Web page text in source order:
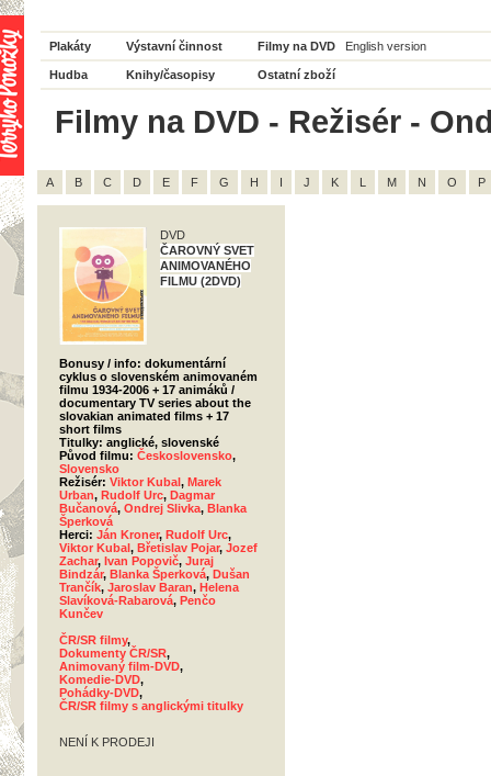
Plakáty Výstavní činnost Filmy na DVD English version
Hudba Knihy/časopisy Ostatní zboží
Filmy na DVD - Režisér -
A B C D E F G H I J K L M N O P
DVD
ČAROVNÝ SVET
ANIMOVANÉHO
FILMU (2DVD)
Bonusy / info: dokumentární
cyklus o slovenském animovaném
filmu 1934-2006 + 17 animáků /
documentary TV series about the
slovakian animated films + 17
short films
Titulky: anglické, slovenské
Původ filmu: Československo,
Slovensko
Režisér: Viktor Kubal, Marek
Urban, Rudolf Urc, Dagmar
Bučanová, Ondrej Slivka, Blanka
Šperková
Herci: Ján Kroner, Rudolf Urc,
Viktor Kubal, Břetislav Pojar, Jozef
Zachar, Ivan Popovič, Juraj
Bindzár, Blanka Šperková, Dušan
Trančík, Jaroslav Baran, Helena
Slavíková-Rabarová, Penčo
Kunčev
ČR/SR filmy,
Dokumenty ČR/SR,
Animovaný film-DVD,
Komedie-DVD,
Pohádky-DVD,
ČR/SR filmy s anglickými titulky
NENÍ K PRODEJI